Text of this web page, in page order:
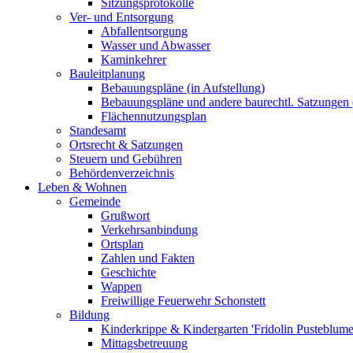
Sitzungsprotokolle
Ver- und Entsorgung
Abfallentsorgung
Wasser und Abwasser
Kaminkehrer
Bauleitplanung
Bebauungspläne (in Aufstellung)
Bebauungspläne und andere baurechtl.
Flächennutzungsplan
Standesamt
Ortsrecht & Satzungen
Steuern und Gebühren
Behördenverzeichnis
Leben & Wohnen
Gemeinde
Grußwort
Verkehrsanbindung
Ortsplan
Zahlen und Fakten
Geschichte
Wappen
Freiwillige Feuerwehr Schonstett
Bildung
Kinderkrippe & Kindergarten 'Fridolin
Mittagsbetreuung